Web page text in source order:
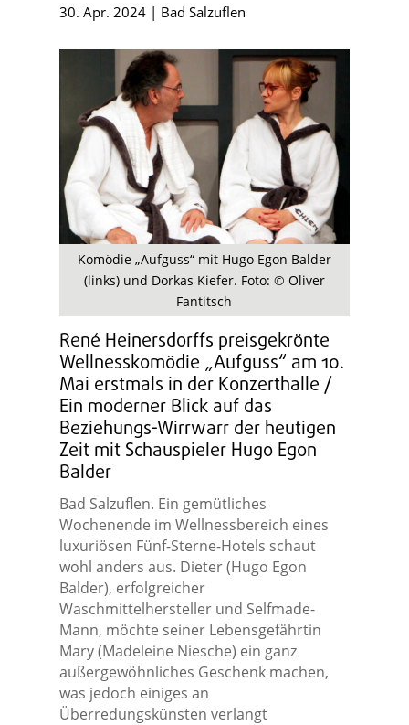
30. Apr. 2024| Bad Salzuflen
Komödie „Aufguss“ mit Hugo Egon Balder
(links) und Dorkas Kiefer. Foto: © Oliver
Fantitsch
René Heinersdorffs preisgekrönte
Wellnesskomödie „Aufguss“ am 10.
Mai erstmals in der Konzerthalle /
Ein moderner Blick auf das
Beziehungs-Wirrwarr der heutigen
Zeit mit Schauspieler Hugo Egon
Balder
Bad Salzuflen. Ein gemütliches
Wochenende im Wellnessbereich eines
luxuriösen Fünf-Sterne-Hotels schaut
wohl anders aus. Dieter (Hugo Egon
Balder), erfolgreicher
Waschmittelhersteller und Selfmade-
Mann, möchte seiner Lebensgefährtin
Mary (Madeleine Niesche) ein ganz
außergewöhnliches Geschenk machen,
was jedoch einiges an
Überredungskünsten verlangt